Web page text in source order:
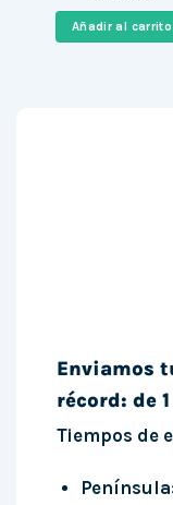
era:
159,86 €.
Añadir al carrito
Enviamos
récord: de
Tiempos de
Península